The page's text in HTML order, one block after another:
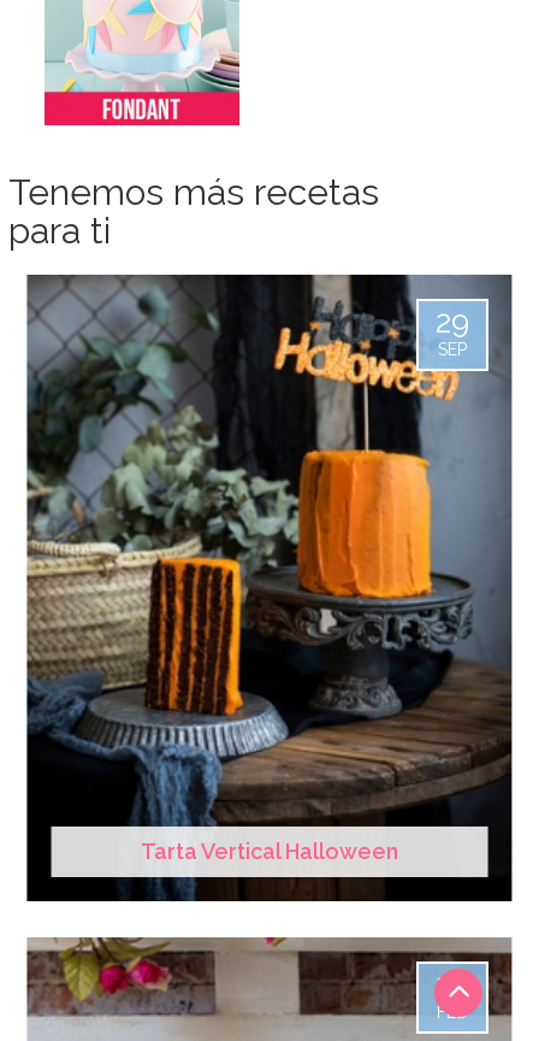
Tenemos más recetas
para ti
Tarta Vertical Halloween
29
SEP
27
FEB